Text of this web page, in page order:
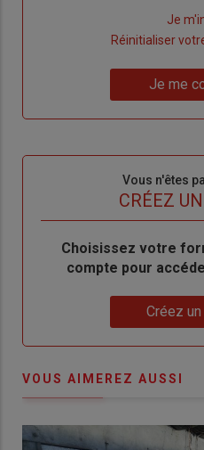
Je
de
Réinitialiser
me
Je me
Vous n'êtes
CRÉEZ
BodyChoisissez votre
compte pour
Créez
VOUS AIMEREZ AUSSI